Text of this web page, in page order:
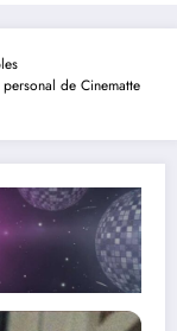
de Cinematte